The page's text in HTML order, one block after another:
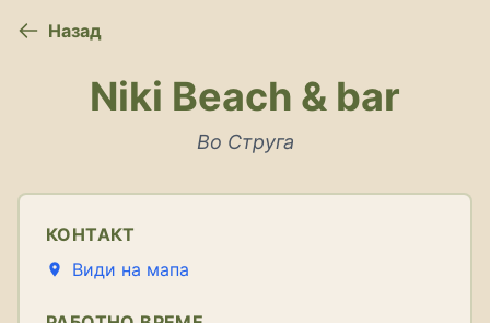
Назад
Niki Beach & bar
Во Струга
КОНТАКТ
Види на мапа